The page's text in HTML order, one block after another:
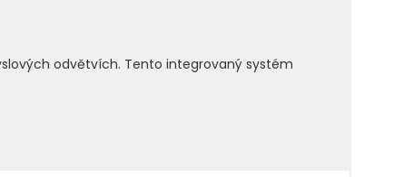
odvětvích. Tento integrovaný systém